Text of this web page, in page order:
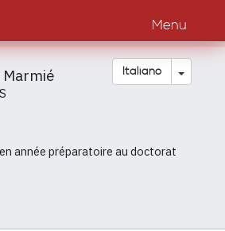
Menu
Italiano Toggle
Marmié
année préparatoire au doctorat